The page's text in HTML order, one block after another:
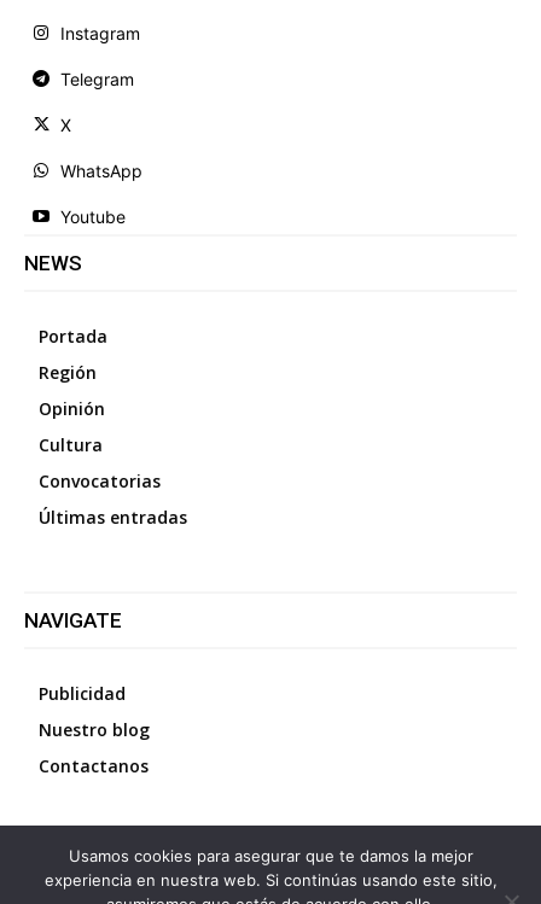
Instagram
Telegram
X
WhatsApp
Youtube
NEWS
Portada
Región
Opinión
Cultura
Convocatorias
Últimas entradas
NAVIGATE
Publicidad
Nuestro blog
Contactanos
©2026 Diario La Protesta.es- Todos los derechos
Usamos cookies para asegurar que te damos la mejor
experiencia en nuestra web. Si continúas usando este sitio,